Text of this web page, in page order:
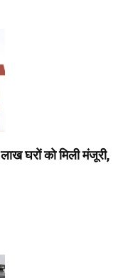
घरों को मिली मंजूरी,